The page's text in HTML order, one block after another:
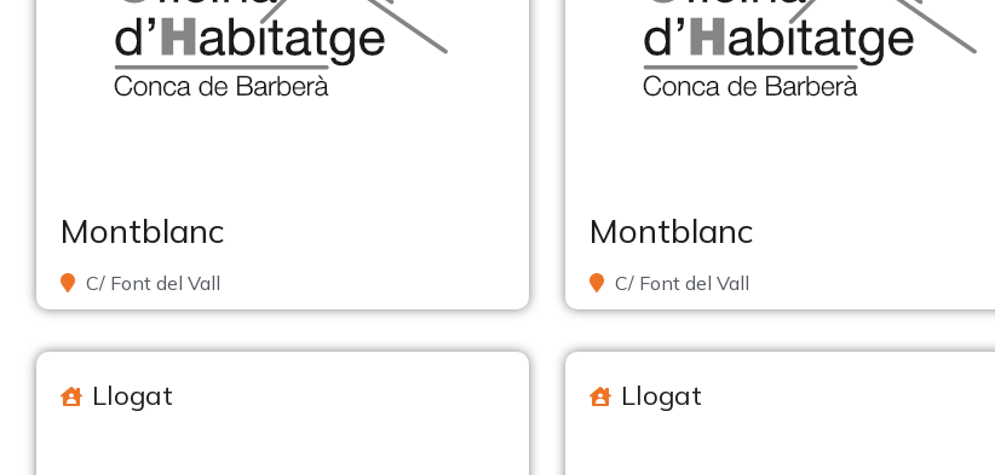
Montblanc
C/ Font del Vall
Montblanc
C/ Font del Vall
Llogat Llogat